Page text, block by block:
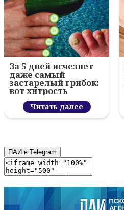
За 5 дней исчезнет
даже самый
застарелый грибок:
вот хитрость
Читать далее
ПАИ в Telegram